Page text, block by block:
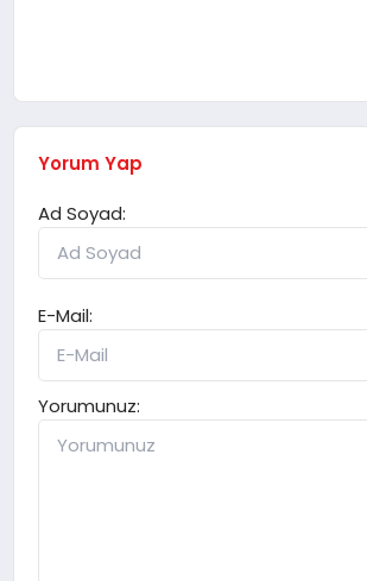
Yorum Yap
Ad Soyad:
E-Mail:
Yorumunuz: